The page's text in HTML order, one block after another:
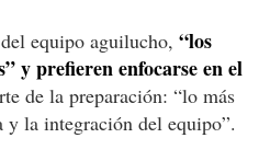
equipo aguilucho, “los
y prefieren enfocarse en el
de la preparación: “lo más
y la integración del equipo”.